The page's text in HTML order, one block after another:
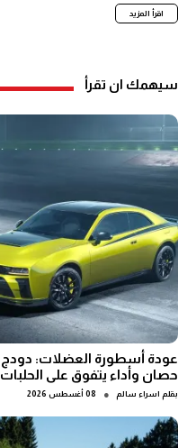
اقرأ المزيد
سيهمك ان تقرأ
حصان وأداء يتفوق على الحلبات
بقلم اسراء سالم ● 08 أغسطس 2026